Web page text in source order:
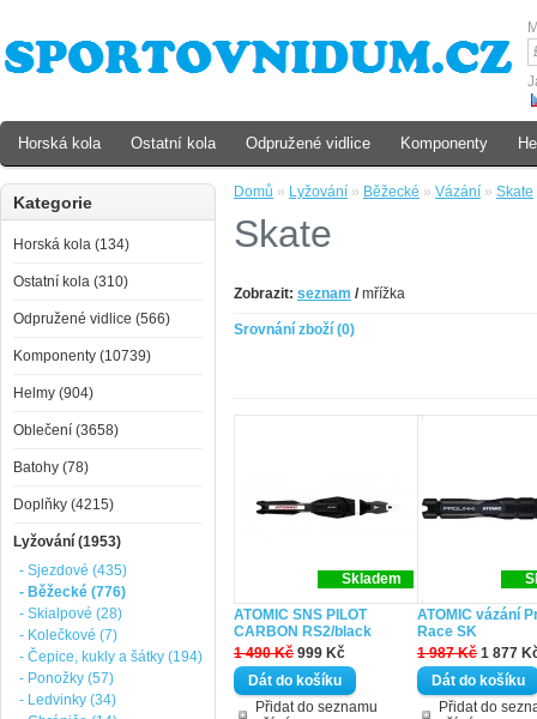
Domů » Lyžování » Běžecké » Vázání » Skate
Skate
Zobrazit: seznam /mřížka
Srovnání zboží (0)
Skladem
ATOMIC SNS PILOT
CARBON RS2/black
1 490 Kč 999 Kč
Přidat do seznamu
ATOMIC vázání
Race SK
1 987 Kč 1 877
Přidat do
Kategorie
Horská kola (134)
Ostatní kola (310)
Odpružené vidlice (566)
Komponenty (10739)
Helmy (904)
Oblečení (3658)
Batohy (78)
Doplňky (4215)
Lyžování (1953)
- Sjezdové (435)
- Běžecké (776)
- Skialpové (28)
- Kolečkové (7)
- Čepice, kukly a šátky (194)
- Ponožky (57)
- Ledvinky (34)
Horská kola Ostatní kola Odpružené vidlice Komponenty